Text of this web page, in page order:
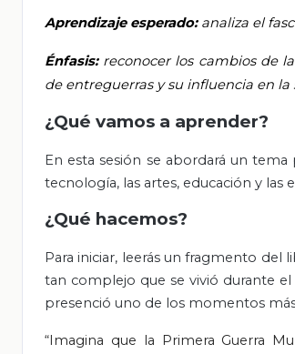
Aprendizaje esperado: analiza el
Énfasis: reconocer los cambios de
de entreguerras y su influencia en la
¿Qué vamos a aprender?
En esta sesión se abordará un
tecnología, las artes, educación y las
¿Qué hacemos?
Para iniciar, leerás un fragmento del
tan complejo que se vivió durante
presenció uno de los momentos
“Imagina que la Primera Guerra